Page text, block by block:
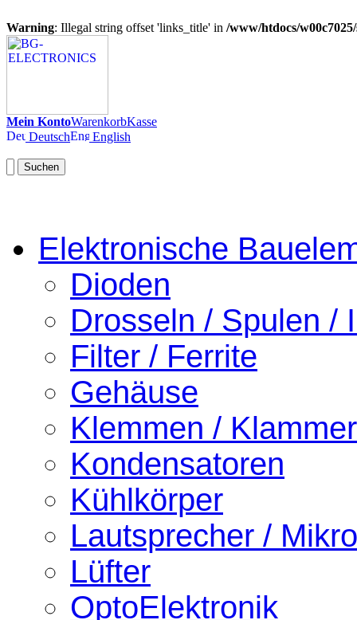
Warning: Illegal string offset 'links_title' in /www/htdocs/
Mein KontoWarenkorbKasse
Deutsch
English
Suchen
Elektronische
Dioden
Drosseln / Spulen /
Filter / Ferrite
Gehäuse
Klemmen /
Kondensatoren
Kühlkörper
Lautsprecher /
Lüfter
OptoElektronik